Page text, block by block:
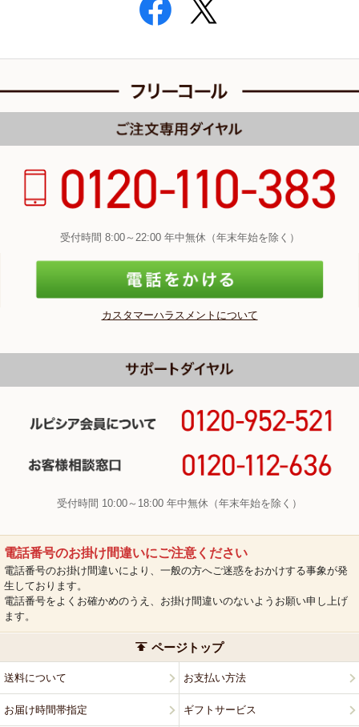
受付時間 8:00～22:00 年中無休（年末年始を除く）
カスタマーハラスメントについて
受付時間 10:00～18:00 年中無休（年末年始を除く）
電話番号のお掛け間違いにご注意ください
電話番号のお掛け間違いにより、一般の方へご迷惑をおかけする事象が発
生しております。
電話番号をよくお確かめのうえ、お掛け間違いのないようお願い申し上げ
ます。
ページトップ
送料について お支払い方法
お届け時間帯指定 ギフトサービス